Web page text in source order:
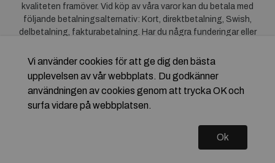
kvaliteten framöver. Vid köp av våra varor kan du betala med
följande betalningsalternativ: Kort, direktbetalning, Swish,
delbetalning, fakturabetalning. Har du några funderingar eller
dig till oss. För frågor kring Klarna kan duklicka här
Vi använder cookies för att ge dig den bästa
upplevelsen av vår webbplats. Du godkänner
användningen av cookies genom att trycka OK och
surfa vidare på webbplatsen.
Ok